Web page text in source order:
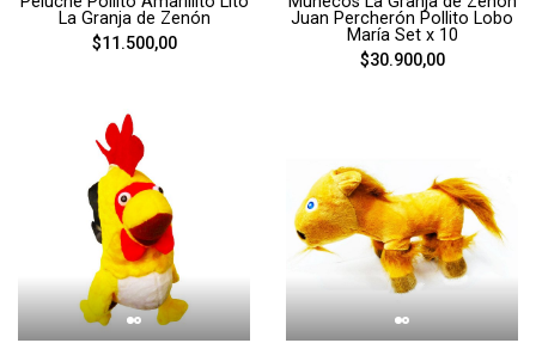
La Granja de Zenón
$11.500,00
Juan Percherón Pollito Lobo
María Set x 10
$30.900,00